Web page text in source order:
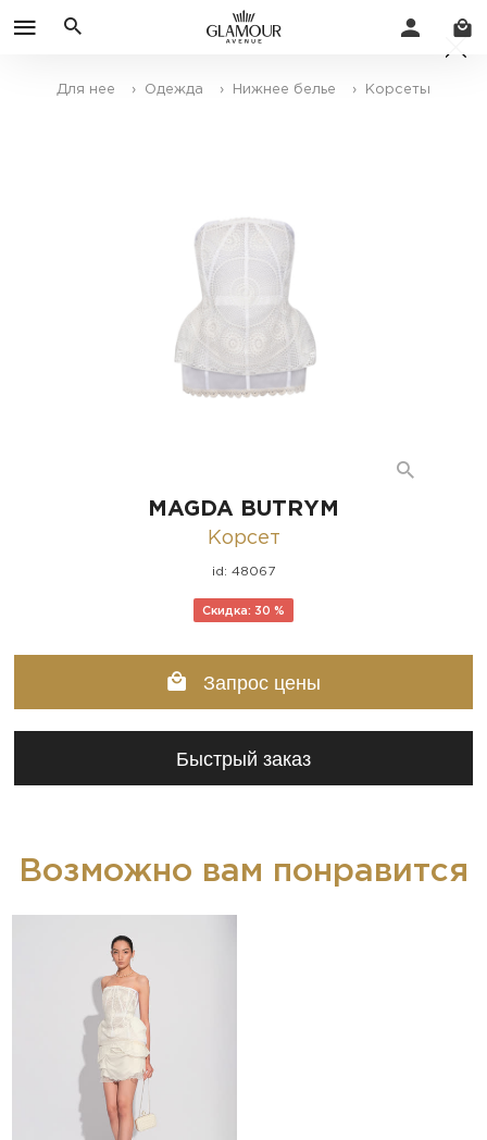
Для нее › Одежда › Нижнее белье › Корсеты
MAGDA BUTRYM
Корсет
id: 48067
Скидка: 30 %
Запрос цены
Быстрый заказ
Возможно вам понравится